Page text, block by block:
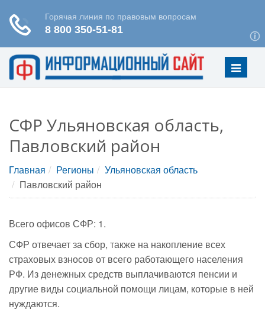
Меню
СФР Ульяновская область,
Павловский район
Главная Регионы
Ульяновская область
Павловский район
Всего офисов СФР: 1.
СФР отвечает за сбор, также на накопление всех
страховых взносов от всего работающего населения
РФ. Из денежных средств выплачиваются пенсии и
другие виды социальной помощи лицам, которые в ней
нуждаются.